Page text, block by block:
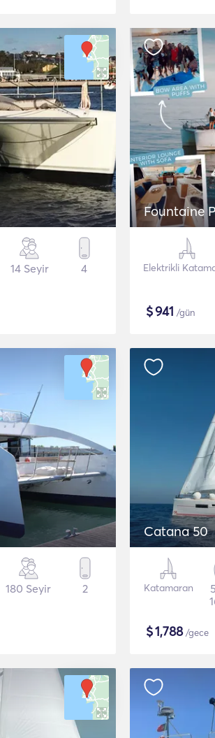
14 Seyir 4
Fountaine
Elektrikli
$941 /gün
180 Seyir 2
Catana 50
Katamaran
$1,788/gece